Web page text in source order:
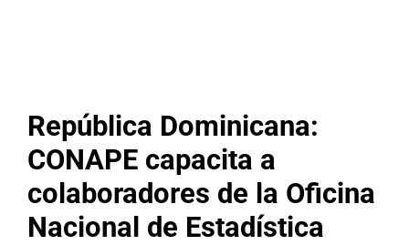
Actividades
Boletín
Buenas Prácticas
República Dominicana:
CONAPE capacita a
colaboradores de la Oficina
Nacional de Estadística